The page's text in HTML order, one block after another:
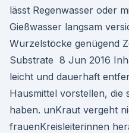
lässt Regenwasser oder
Gießwasser langsam
Wurzelstöcke genügend
Substrate 8 Jun 2016
leicht und dauerhaft
Hausmittel vorstellen, die
haben. unKraut vergeht
frauenKreisleiterinnen